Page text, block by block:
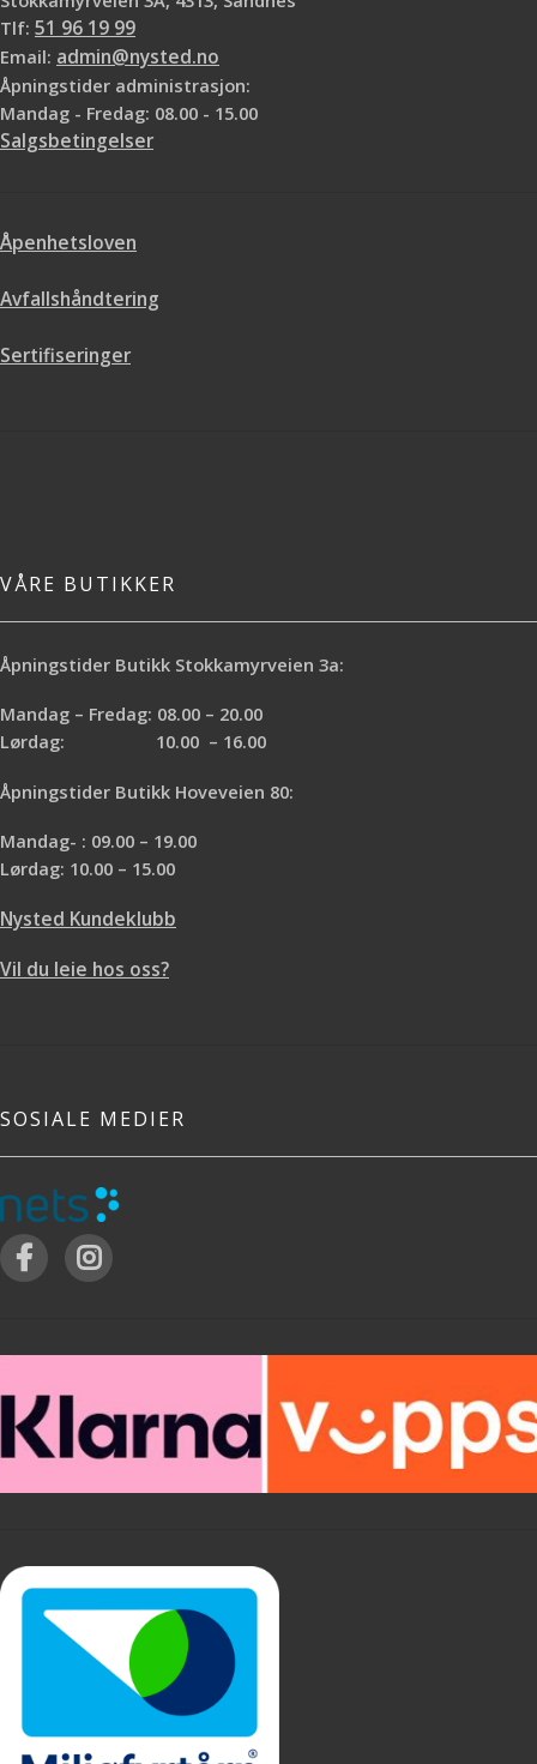
Tlf: 51 96 19 99
Email: admin@nysted.no
Åpningstider administrasjon:
Mandag - Fredag: 08.00 - 15.00
Salgsbetingelser
Åpenhetsloven
Avfallshåndtering
Sertifiseringer
VÅRE BUTIKKER
Åpningstider Butikk Stokkamyrveien 3a:
Mandag – Fredag: 08.00 – 20.00
Lørdag: 10.00 – 16.00
Åpningstider Butikk Hoveveien 80:
Mandag- : 09.00 – 19.00
Lørdag: 10.00 – 15.00
Nysted Kundeklubb
Vil du leie hos oss?
SOSIALE MEDIER